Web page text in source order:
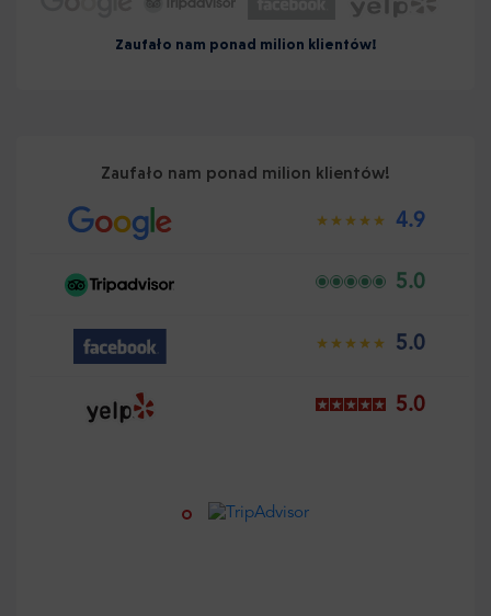
Zaufało nam ponad milion klientów!
Zaufało nam ponad milion klientów!
4.9
5.0
5.0
5.0